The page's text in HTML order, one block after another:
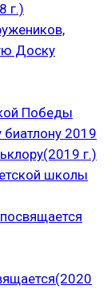
г.)
Доску
Победы
биатлону 2019
г.)
школы